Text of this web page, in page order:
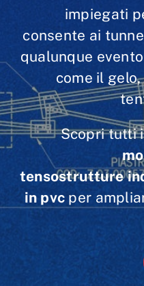
impiegati
consente ai
qualunque
come il
Scopri tutti
tensostrutture
in pvc per